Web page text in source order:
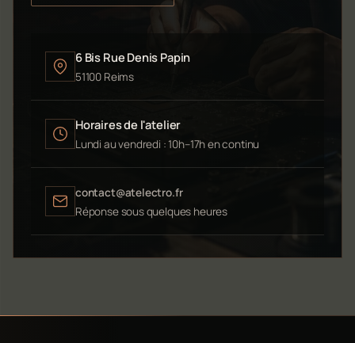
6 Bis Rue Denis Papin
51100 Reims
Horaires de l'atelier
Lundi au vendredi : 10h–17h en continu
contact@atelectro.fr
Réponse sous quelques heures